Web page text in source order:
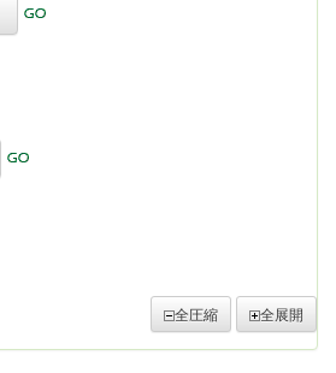
全圧縮 全展開